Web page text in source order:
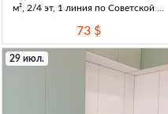
м², 2/4 эт, 1 линия по Советской —
Советская (Скрябина/Советская),
кирпичный дом, не угл., техпаспорт
на руках
73 $
29 июл.